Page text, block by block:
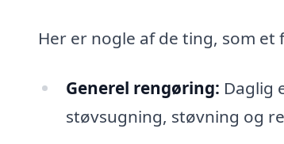
Her er nogle af de ting, som
Generel rengøring: Daglig
støvsugning, støvning og